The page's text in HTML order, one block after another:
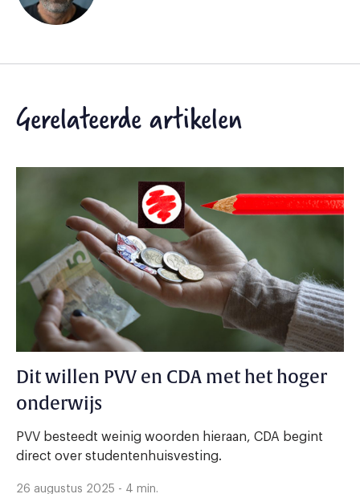
Gerelateerde artikelen
Dit willen PVV en CDA met het hoger
onderwijs
PVV besteedt weinig woorden hieraan, CDA begint
direct over studentenhuisvesting.
26 augustus 2025 - 4 min.